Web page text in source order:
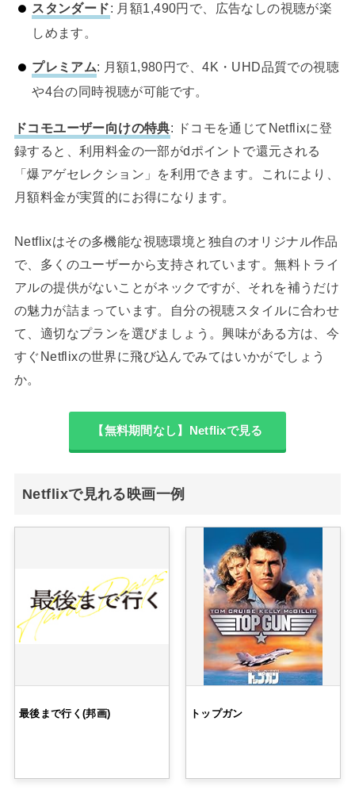
スタンダード: 月額1,490円で、広告なしの視聴が楽
しめます。
プレミアム: 月額1,980円で、4K・UHD品質での視聴
や4台の同時視聴が可能です。
ドコモユーザー向けの特典: ドコモを通じてNetflixに登
録すると、利用料金の一部がdポイントで還元される
「爆アゲセレクション」を利用できます。これにより、
月額料金が実質的にお得になります。
Netflixはその多機能な視聴環境と独自のオリジナル作品
で、多くのユーザーから支持されています。無料トライ
アルの提供がないことがネックですが、それを補うだけ
の魅力が詰まっています。自分の視聴スタイルに合わせ
て、適切なプランを選びましょう。興味がある方は、今
すぐNetflixの世界に飛び込んでみてはいかがでしょう
か。
【無料期間なし】Netflixで見る
Netflixで見れる映画一例
最後まで行く(邦画) トップガン